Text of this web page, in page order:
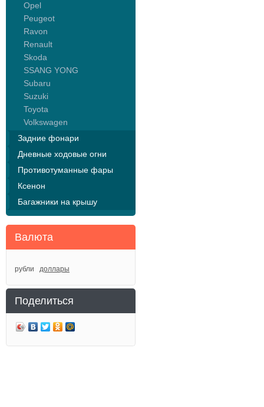
Opel
Peugeot
Ravon
Renault
Skoda
SSANG YONG
Subaru
Suzuki
Toyota
Volkswagen
Задние фонари
Дневные ходовые огни
Противотуманные фары
Ксенон
Багажники на крышу
Валюта
рубли доллары
Поделиться